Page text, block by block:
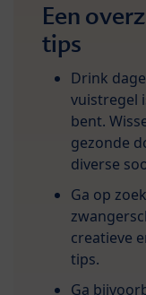
Een
tips
Drink
vuistregel
bent.
gezonde
diverse
Ga op
creatieve
tips.
Ga